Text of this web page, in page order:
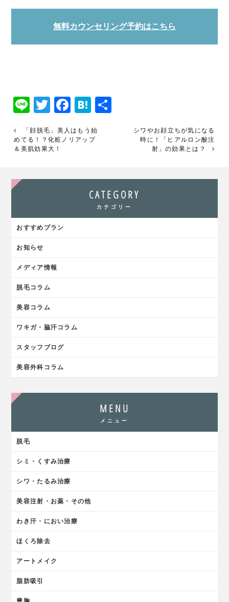
無料カウンセリング予約はこちら
LineTwitter
Facebook
Hatena
「顔脱毛」美人はもう始
めてる！？化粧ノリアップ
＆美肌効果大！
シワやお顔立ちが気になる
時に！「ヒアルロン酸注
射」の効果とは？
CATEGORY
カテゴリー
おすすめプラン
お知らせ
メディア情報
脱毛コラム
美容コラム
ワキガ・脇汗コラム
スタッフブログ
美容外科コラム
MENU
メニュー
脱毛
シミ・くすみ治療
シワ・たるみ治療
美容注射・お薬・その他
わき汗・におい治療
ほくろ除去
アートメイク
脂肪吸引